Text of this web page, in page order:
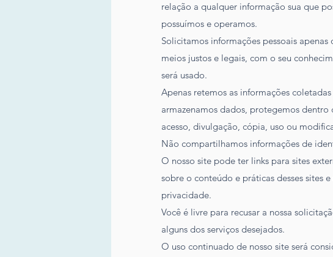
relação a qualquer informação sua que
possuímos e operamos.
Solicitamos informações pessoais
meios justos e legais, com o seu
será usado.
Apenas retemos as informações
armazenamos dados, protegemos
acesso, divulgação, cópia, uso ou
Não compartilhamos informações de
O nosso site pode ter links para sites
sobre o conteúdo e práticas desses sites
privacidade.
Você é livre para recusar a nossa
alguns dos serviços desejados.
O uso continuado de nosso site será